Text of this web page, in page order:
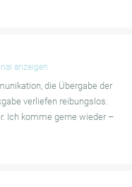
zu einer wertvollen
Ausfahrtsprotokolle
anzeigen
die Übergabe der
verliefen reibungslos.
Ich komme gerne wieder –